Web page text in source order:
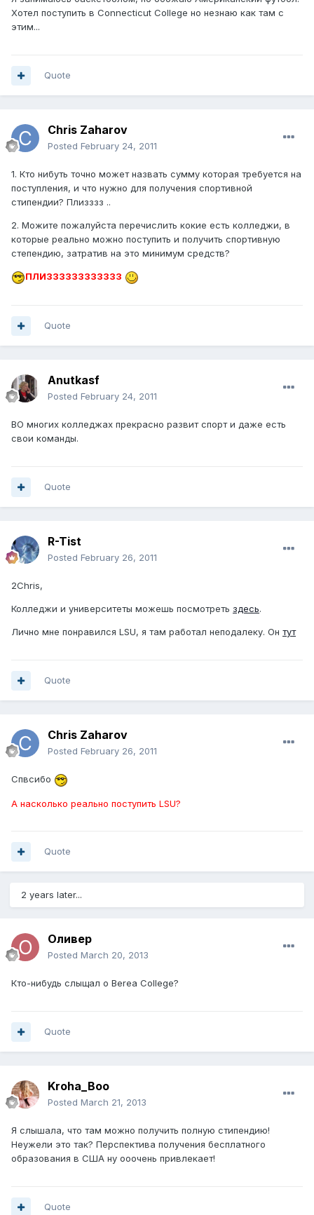
Хотел поступить в Connecticut College но незнаю как там с
этим...
Quote
Chris Zaharov
Posted February 24, 2011
1. Кто нибуть точно может назвать сумму которая требуется на
поступления, и что нужно для получения спортивной
стипендии? Плизззз ..
2. Можите пожалуйста перечислить кокие есть колледжи, в
которые реально можно поступить и получить спортивную
степендию, затратив на это минимум средств?
ПЛИЗЗЗЗЗЗЗЗЗЗЗЗ
Quote
Anutkasf
Posted February 24, 2011
ВО многих колледжах прекрасно развит спорт и даже есть
свои команды.
Quote
R-Tist
Posted February 26, 2011
2Сhris,
Колледжи и университеты можешь посмотреть здесь.
Лично мне понравился LSU, я там работал неподалеку. Он тут
Quote
Chris Zaharov
Posted February 26, 2011
Спвсибо
А насколько реально поступить LSU?
Quote
2 years later...
Оливер
Posted March 20, 2013
Кто-нибудь слыщал о Berea College?
Quote
Kroha_Boo
Posted March 21, 2013
Я слышала, что там можно получить полную стипендию!
Неужели это так? Перспектива получения бесплатного
образования в США ну ооочень привлекает!
Quote